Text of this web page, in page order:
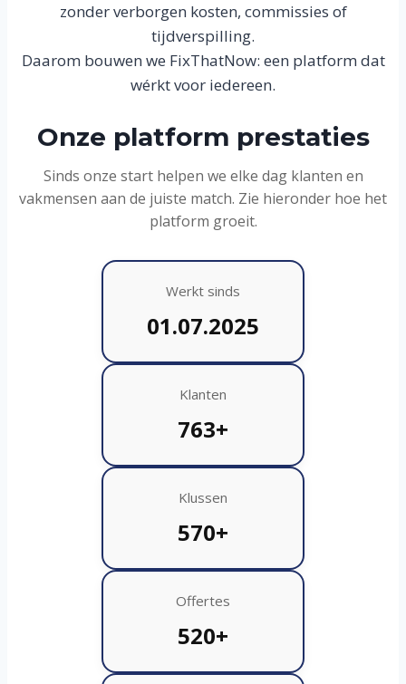
zonder verborgen kosten, commissies of
tijdverspilling.
Daarom bouwen we FixThatNow: een platform dat
wérkt voor iedereen.
Onze platform prestaties
Sinds onze start helpen we elke dag klanten en
vakmensen aan de juiste match. Zie hieronder hoe het
platform groeit.
Werkt sinds
01.07.2025
Klanten
763+
Klussen
570+
Offertes
520+